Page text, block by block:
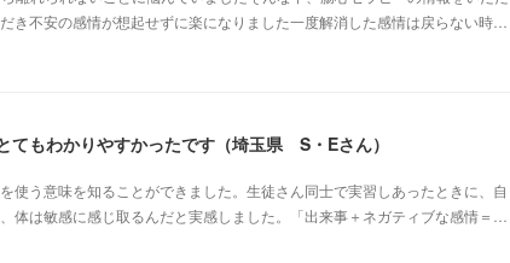
き不安の感情が想起せずに楽になりました一度解消した感情は戻らない時…
てもわかりやすかったです（埼玉県 S・Eさん）
使う意味を知ることができました。生徒さん同士で実習しあったときに、自
体は敏感に感じ取るんだと実感しました。「出来事＋ネガティブな感情＝…